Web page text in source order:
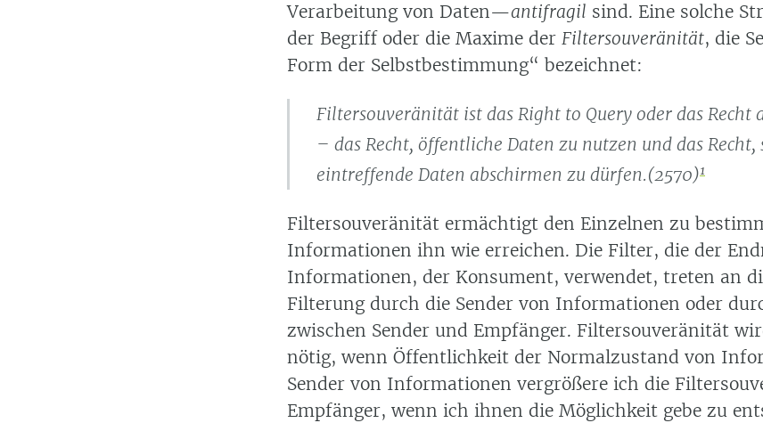
Verarbeitung von Daten—antifragil sind. Eine solche
der Begriff oder die Maxime der Filtersouveränität, die
Form der Selbstbestimmung“ bezeichnet:
Filtersouveränität ist das Right to Query oder das Recht
– das Recht, öffentliche Daten zu nutzen und das Recht,
eintreffende Daten abschirmen zu dürfen.(2570)1
Filtersouveränität ermächtigt den Einzelnen zu
Informationen ihn wie erreichen. Die Filter, die der
Informationen, der Konsument, verwendet, treten an
Filterung durch die Sender von Informationen oder
zwischen Sender und Empfänger. Filtersouveränität
nötig, wenn Öffentlichkeit der Normalzustand von
Sender von Informationen vergrößere ich die
Empfänger, wenn ich ihnen die Möglichkeit gebe zu